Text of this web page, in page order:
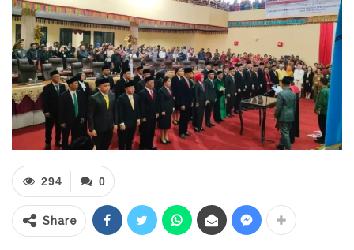
0
294
Share